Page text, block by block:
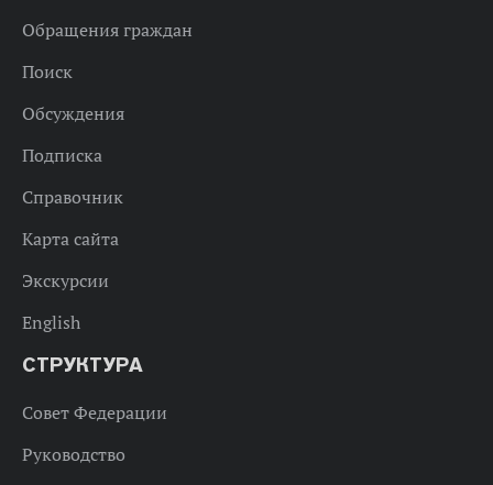
Обращения граждан
Поиск
Обсуждения
Подписка
Справочник
Карта сайта
Экскурсии
English
СТРУКТУРА
Совет Федерации
Руководство